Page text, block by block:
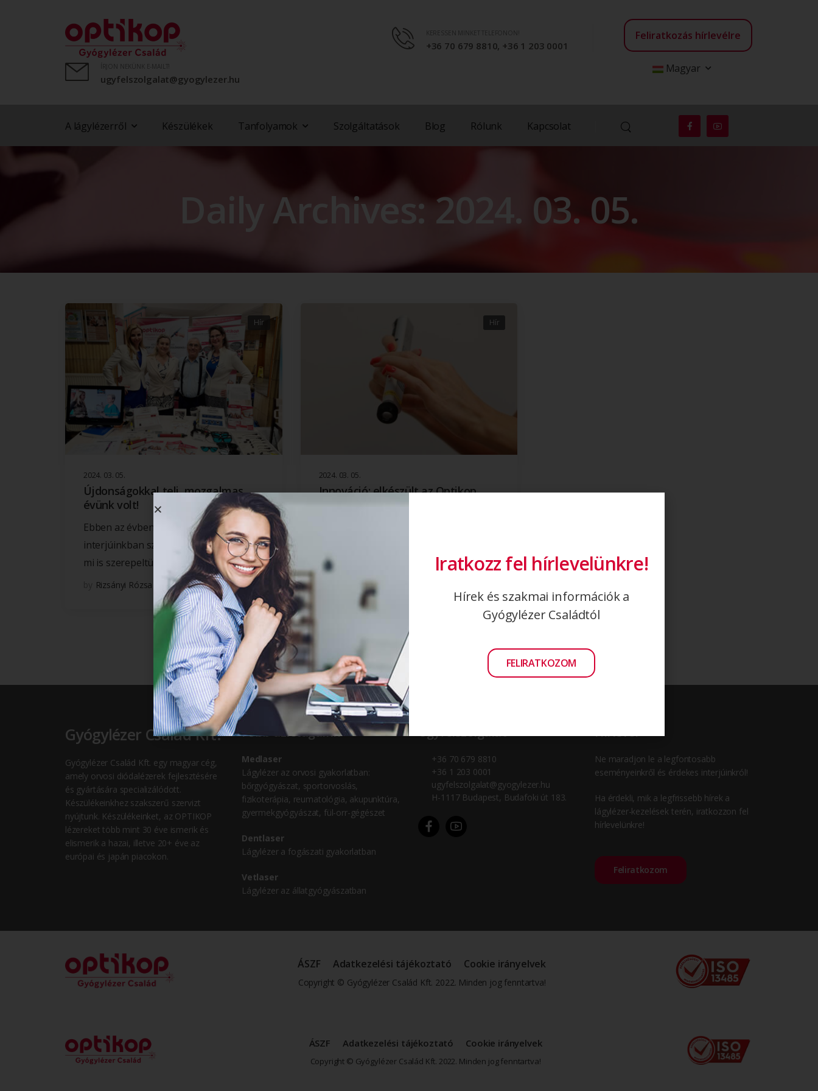
KERESSEN MINKET TELEFONON!
+36 70 679 8810, +36 1 203 0001
ÍRJON NEKÜNK E-MAILT!
ugyfelszolgalat@gyogylezer.hu
Feliratkozás hírlevélre
Magyar
A lágylézerről Készülékek Tanfolyamok Szolgáltatások Blog Rólunk Kapcsolat
Daily Archives: 2024. 03. 05.
2024. 03. 05.
Hír
Újdonságokkal teli, mozgalmas
évünk volt!
Ebben az évben nem csak mi kérdeztük
interjúinkban szakértő partnereinket,
mi is szerepeltünk a médiában.
Rizsányi Rózsa
2024. 03. 05.
Hír
Innováció: elkészült az Optikop
lágylézer-masszázsfej
legújabb optikai feltétünket.
Rizsányi Rózsa
Gyógylézer Család Kft.
Gyógylézer Család Kft. egy magyar cég,
amely orvosi diódalézerek fejlesztésére
és gyártására specializálódott.
Készülékeinkhez szakszerű szervizt
nyújtunk. Készülékeinket, az OPTIKOP
lézereket több mint 30 éve ismerik és
elismerik a hazai, illetve 20+ éve az
európai és japán piacokon.
Főbb üzletágaink
Medlaser
Lágylézer az orvosi gyakorlatban:
bőrgyógyászat, sportorvoslás,
fizikoterápia, reumatológia, akupunktúra,
gyermekgyógyászat, fül-orr-gégészet
Dentlaser
Lágylézer a fogászati gyakorlatban
Vetlaser
Lágylézer az állatgyógyászatban
Ügyfélszolgálat
+36 70 679 8810
+36 1 203 0001
ugyfelszolgalat@gyogylezer.hu
H-1117 Budapest, Budafoki út 183.
Hírlevél
Ne maradjon le a legfontosabb
eseményeinkről és érdekes interjúinkról!
Ha érdekli, mik a legfrissebb hírek a
lágylézer-kezelések terén, iratkozzon fel
hírlevelünkre!
Feliratkozom
ÁSZF Adatkezelési tájékoztató Cookie irányelvek
Copyright © Gyógylézer Család Kft. 2022. Minden jog fenntartva!
ÁSZF Adatkezelési tájékoztató Cookie irányelvek
Copyright © Gyógylézer Család Kft. 2022. Minden jog fenntartva!
Iratkozz fel hírlevelünkre!
Hírek és szakmai információk a
Gyógylézer Családtól
FELIRATKOZOM